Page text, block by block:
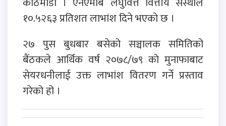
१०.५२६३ प्रतिशत लाभांश दिने भएको छ ।
२७ पुस बुधबार बसेको सञ्चालक समितिको
बैंठकले आर्थिक वर्ष २०७८/७९ को मुनाफाबाट
सेयरधनीलाई उक्त लाभांश वितरण गर्ने प्रस्ताव
गरेको हो ।